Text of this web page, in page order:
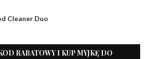
Cleaner Duo
RABATOWY I KUP MYJKĘ DO